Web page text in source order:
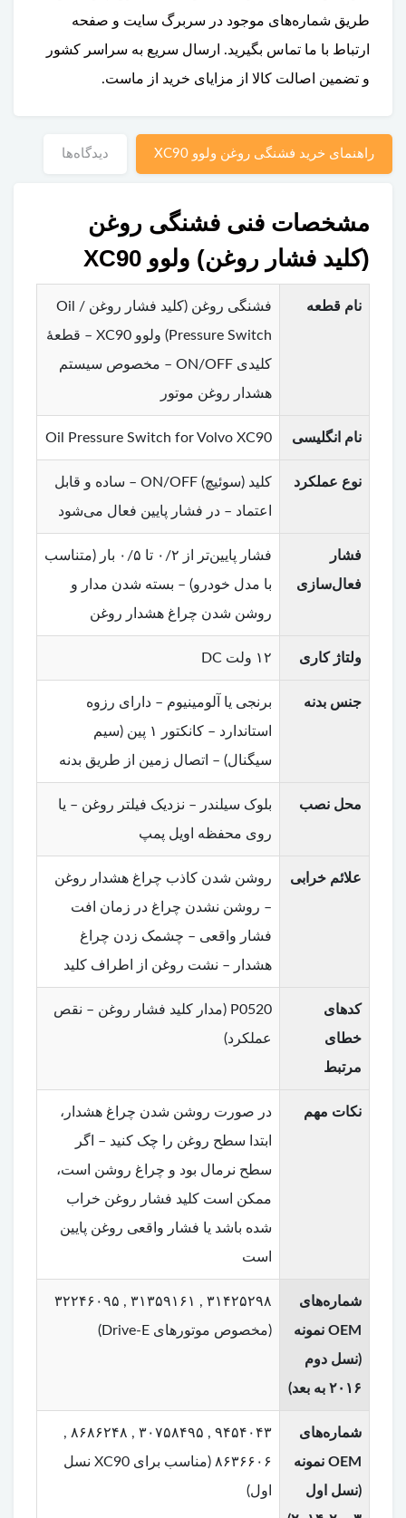
طریق شماره‌های موجود در سربرگ سایت و صفحه
ارتباط با ما تماس بگیرید. ارسال سریع به سراسر کشور
و تضمین اصالت کالا از مزایای خرید از ماست.
راهنمای خرید فشنگی روغن ولوو XC90 دیدگاه‌ها
مشخصات فنی فشنگی روغن
(کلید فشار روغن) ولوو XC90
نام قطعه
فشنگی روغن (کلید فشار روغن / Oil
Pressure Switch) ولوو XC90 – قطعۀ
کلیدی ON/OFF – مخصوص سیستم
هشدار روغن موتور
نام انگلیسی Oil Pressure Switch for Volvo XC90
نوع عملکرد
کلید (سوئیچ) ON/OFF – ساده و قابل
اعتماد – در فشار پایین فعال می‌شود
فشار
فعال‌سازی
فشار پایین‌تر از ۰/۲ تا ۰/۵ بار (متناسب
با مدل خودرو) – بسته شدن مدار و
روشن شدن چراغ هشدار روغن
ولتاژ کاری ۱۲ ولت DC
جنس بدنه
برنجی یا آلومینیوم – دارای رزوه
استاندارد – کانکتور ۱ پین (سیم
سیگنال) – اتصال زمین از طریق بدنه
محل نصب
بلوک سیلندر – نزدیک فیلتر روغن – یا
روی محفظه اویل پمپ
علائم خرابی
روشن شدن کاذب چراغ هشدار روغن
– روشن نشدن چراغ در زمان افت
فشار واقعی – چشمک زدن چراغ
هشدار – نشت روغن از اطراف کلید
کدهای
خطای
مرتبط
P0520 (مدار کلید فشار روغن – نقص
عملکرد)
نکات مهم
در صورت روشن شدن چراغ هشدار،
ابتدا سطح روغن را چک کنید – اگر
سطح نرمال بود و چراغ روشن است،
ممکن است کلید فشار روغن خراب
شده باشد یا فشار واقعی روغن پایین
است
شماره‌های
OEM نمونه
(نسل دوم
۲۰۱۶ به بعد)
۳۱۴۲۵۲۹۸ , ۳۱۳۵۹۱۶۱ , ۳۲۲۴۶۰۹۵
(مخصوص موتورهای Drive-E)
شماره‌های
OEM نمونه
(نسل اول
۹۴۵۴۰۴۳ , ۳۰۷۵۸۴۹۵ , ۸۶۸۶۲۴۸ ,
۸۶۳۶۶۰۶ (مناسب برای XC90 نسل
اول)